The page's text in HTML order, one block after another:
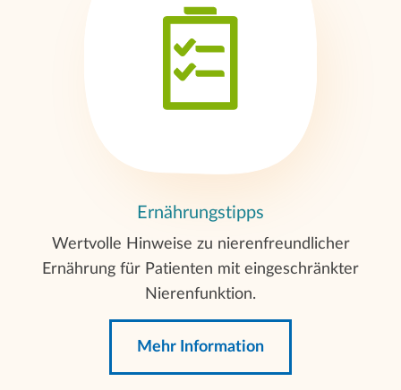
Ernährungstipps
Wertvolle Hinweise zu nierenfreundlicher
Ernährung für Patienten mit eingeschränkter
Nierenfunktion.
Mehr Information